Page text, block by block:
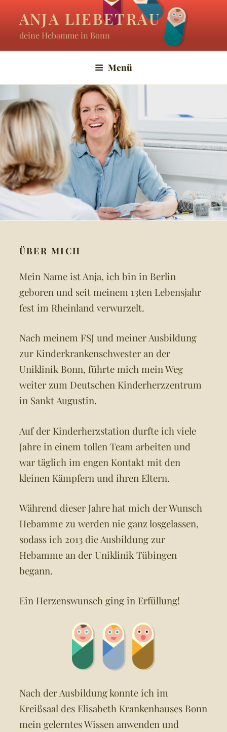
Inhalt
springen
ANJA LIEBETRAU
deine Hebamme in Bonn
Menü
ÜBER MICH
Mein Name ist Anja, ich bin in Berlin
geboren und seit meinem 13ten Lebensjahr
fest im Rheinland verwurzelt.
Nach meinem FSJ und meiner Ausbildung
zur Kinderkrankenschwester an der
Uniklinik Bonn, führte mich mein Weg
weiter zum Deutschen Kinderherzzentrum
in Sankt Augustin.
Auf der Kinderherzstation durfte ich viele
Jahre in einem tollen Team arbeiten und
war täglich im engen Kontakt mit den
kleinen Kämpfern und ihren Eltern.
Während dieser Jahre hat mich der Wunsch
Hebamme zu werden nie ganz losgelassen,
sodass ich 2013 die Ausbildung zur
Hebamme an der Uniklinik Tübingen
begann.
Ein Herzenswunsch ging in Erfüllung!
Nach der Ausbildung konnte ich im
Kreißsaal des Elisabeth Krankenhauses Bonn
mein gelerntes Wissen anwenden und